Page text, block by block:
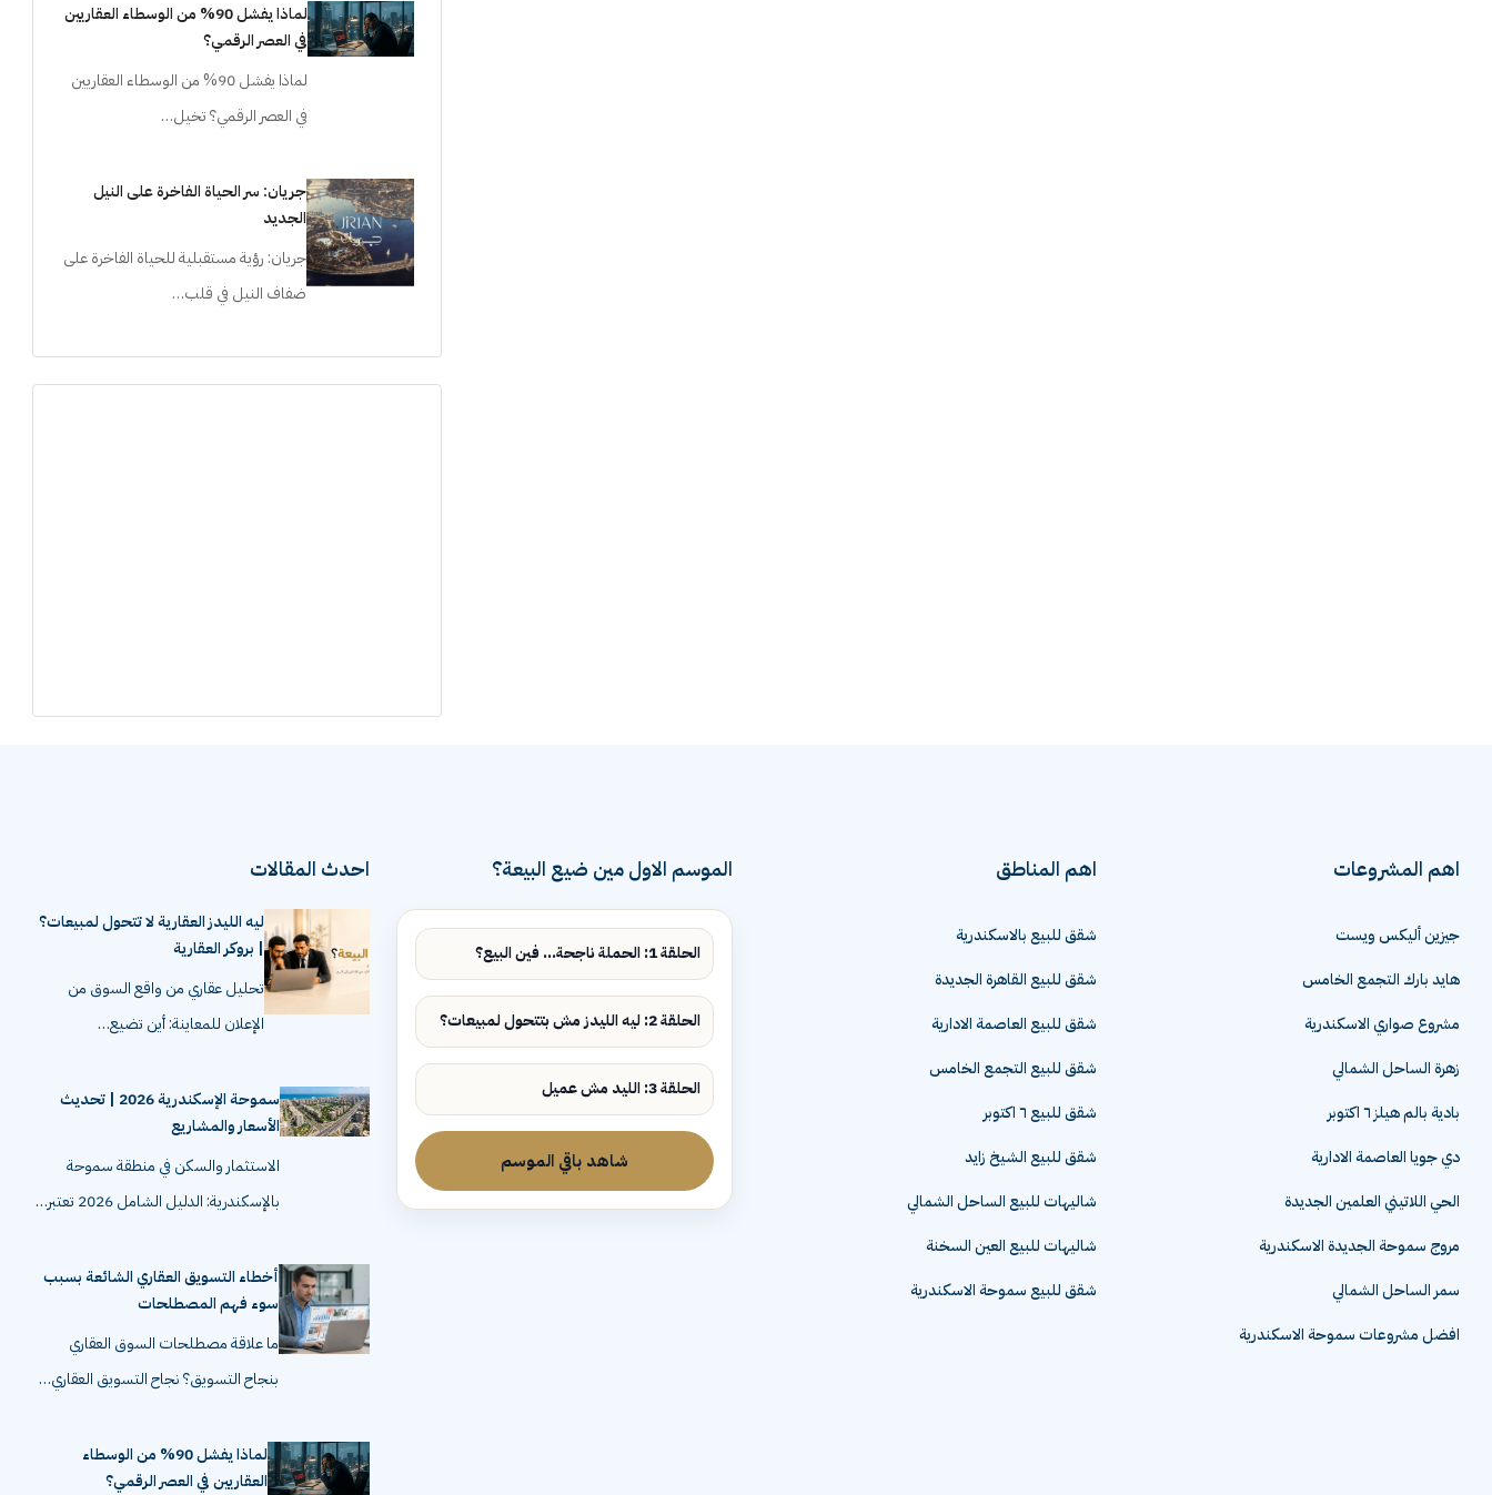
لماذا يفشل 90% من الوسطاء العقاريين
في العصر الرقمي؟
لماذا يفشل 90% من الوسطاء العقاريين
في العصر الرقمي؟ تخيل…
جريان: سر الحياة الفاخرة على النيل
الجديد
جريان: رؤية مستقبلية للحياة الفاخرة على
ضفاف النيل في قلب…
اهم المشروعات
جيزين أليكس ويست
هايد بارك التجمع الخامس
مشروع صواري الاسكندرية
زهرة الساحل الشمالي
بادية بالم هيلز ٦ اكتوبر
دي جويا العاصمة الادارية
الحي اللاتيني العلمين الجديدة
مروج سموحة الجديدة الاسكندرية
سمر الساحل الشمالي
افضل مشروعات سموحة الاسكندرية
اهم المناطق
شقق للبيع بالاسكندرية
شقق للبيع القاهرة الجديدة
شقق للبيع العاصمة الادارية
شقق للبيع التجمع الخامس
شقق للبيع ٦ اكتوبر
شقق للبيع الشيخ زايد
شاليهات للبيع الساحل الشمالي
شاليهات للبيع العين السخنة
شقق للبيع سموحة الاسكندرية
الموسم الاول مين ضيع البيعة؟
الحلقة 1: الحملة ناجحة... فين البيع؟
الحلقة 2: ليه الليدز مش بتتحول لمبيعات؟
الحلقة 3: الليد مش عميل
شاهد باقي الموسم
احدث المقالات
ليه الليدز العقارية لا تتحول لمبيعات؟
| بروكر العقارية
تحليل عقاري من واقع السوق من
الإعلان للمعاينة: أين تضيع…
سموحة الإسكندرية 2026 | تحديث
الأسعار والمشاريع
الاستثمار والسكن في منطقة سموحة
بالإسكندرية: الدليل الشامل 2026 تعتبر…
أخطاء التسويق العقاري الشائعة بسبب
سوء فهم المصطلحات
ما علاقة مصطلحات السوق العقاري
بنجاح التسويق؟ نجاح التسويق العقاري…
لماذا يفشل 90% من الوسطاء
العقاريين في العصر الرقمي؟